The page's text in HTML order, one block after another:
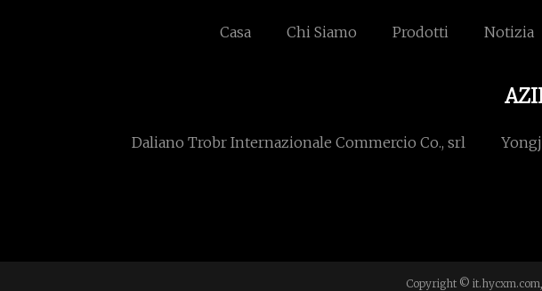
Casa Chi Siamo Prodotti Notizia
Daliano Trobr Internazionale Commercio Co., srl
Copyright ©